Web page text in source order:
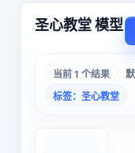
圣心教堂 模型
当前 1 个结果
标签：圣心教堂